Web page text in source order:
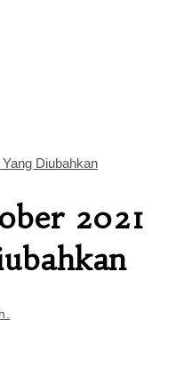
Diubahkan
2021